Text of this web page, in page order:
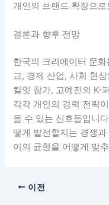
개인의 브랜드 확장으
결론과 향후 전망
한국의 크리에이터 문
교, 경제 산업, 사회 현
킬잇 참가, 고예진의 K-
각각 개인의 경력 전략
을 수 있는 신호들입니
떻게 발전할지는 경쟁
이의 균형을 어떻게 맞
이전